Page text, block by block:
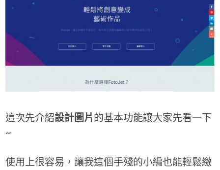
這次先介紹設計圖片的基本功能讓大家先看一下
~
使用上很容易，讓我這個手殘的小編也能輕鬆繳